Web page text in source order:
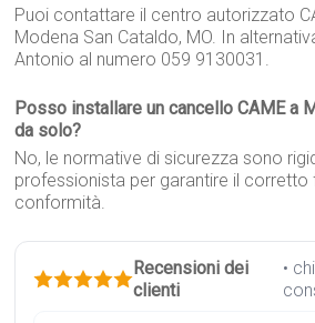
Puoi contattare il centro autorizzato
Modena San Cataldo, MO. In
Antonio al numero 059 9130031.
Posso installare un cancello CAME a
da solo?
No, le normative di sicurezza sono
professionista per garantire il corretto
conformità.
Recensioni dei
clienti
•